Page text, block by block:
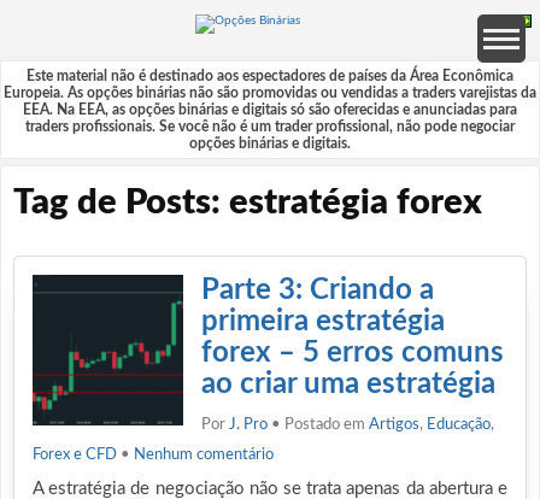
Este material não é destinado aos espectadores de países da Área Econômica
Europeia. As opções binárias não são promovidas ou vendidas a traders varejistas da
EEA. Na EEA, as opções binárias e digitais só são oferecidas e anunciadas para
traders profissionais. Se você não é um trader profissional, não pode negociar
opções binárias e digitais.
Tag de Posts: estratégia forex
Parte 3: Criando a
primeira estratégia
forex – 5 erros comuns
ao criar uma estratégia
Por J. Pro • Postado em Artigos, Educação,
Forex e CFD • Nenhum comentário
A estratégia de negociação não se trata apenas da abertura e